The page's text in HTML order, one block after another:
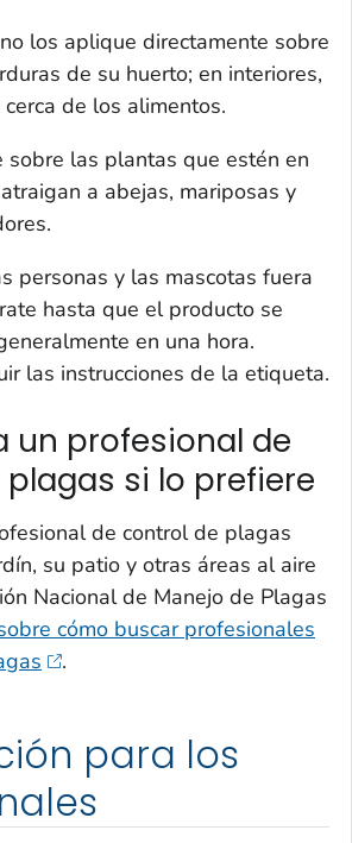
los aplique directamente sobre
de su huerto; en interiores,
de los alimentos.
sobre las plantas que estén en
a abejas, mariposas y
personas y las mascotas fuera
hasta que el producto se
en una hora.
las instrucciones de la etiqueta.
un profesional de
si lo prefiere
de control de plagas
su patio y otras áreas al aire
Nacional de Manejo de Plagas
cómo buscar profesionales
.
para los